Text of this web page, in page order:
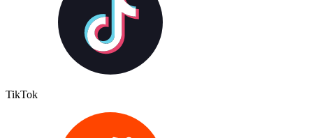
TikTok